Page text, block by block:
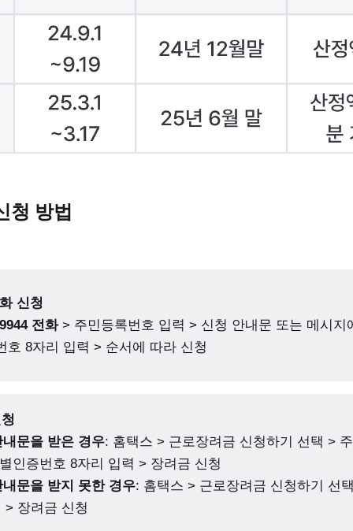
청 방법
신청
전화> 주민등록번호 입력 > 신청 안내문 또는 메시지
호 8자리 입력 > 순서에 따라 신청
내문을 받은 경우: 홈택스 > 근로장려금 신청하기 선택 >
인증번호 8자리 입력 > 장려금 신청
내문을 받지 못한 경우: 홈택스 > 근로장려금 신청하기 선
> 장려금 신청